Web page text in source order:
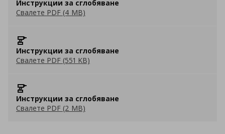
Инструкции за сглобяване
Свалете PDF (4 MB)
Инструкции за сглобяване
Свалете PDF (551 KB)
Инструкции за сглобяване
Свалете PDF (2 MB)